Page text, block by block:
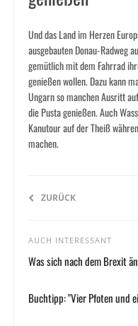
Und das Land im Herzen
ausgebauten Donau-Radweg
gemütlich mit dem Fahrrad
genießen wollen. Dazu kann
Ungarn so manchen Ausritt
die Pusta genießen. Auch
Kanutour auf der Theiß
machen.
ZURÜCK
AUCH INTERESSANT
Was sich nach dem Brexit
Buchtipp: "Vier Pfoten und